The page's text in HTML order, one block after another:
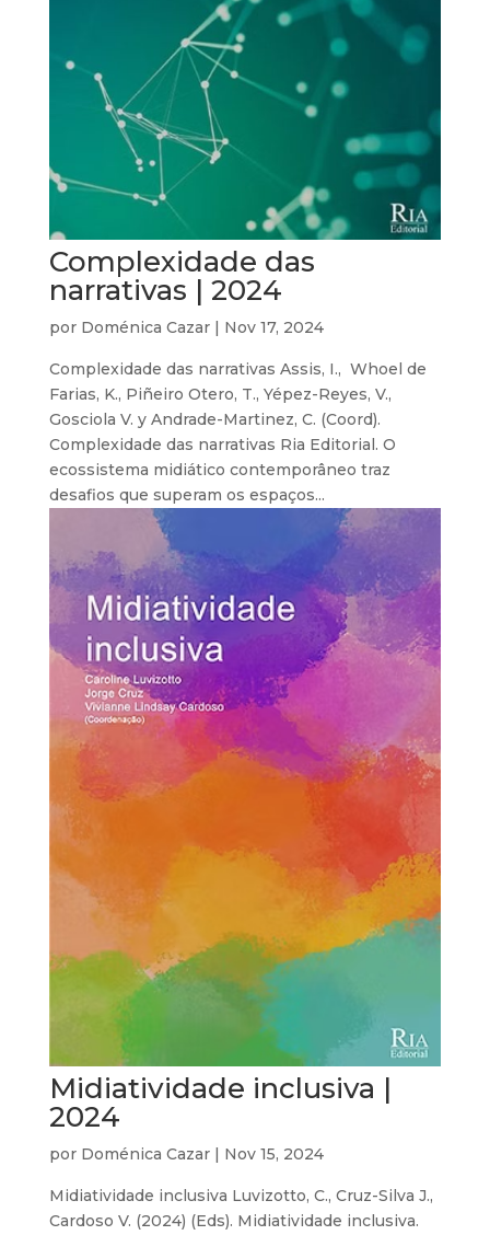
Complexidade das
narrativas | 2024
por Doménica Cazar| Nov 17, 2024
Complexidade das narrativas Assis, I., Whoel de
Farias, K., Piñeiro Otero, T., Yépez-Reyes, V.,
Gosciola V. y Andrade-Martinez, C. (Coord).
Complexidade das narrativas Ria Editorial. O
ecossistema midiático contemporâneo traz
desafios que superam os espaços...
Midiatividade inclusiva |
2024
por Doménica Cazar| Nov 15, 2024
Midiatividade inclusiva Luvizotto, C., Cruz-Silva J.,
Cardoso V. (2024) (Eds). Midiatividade inclusiva.